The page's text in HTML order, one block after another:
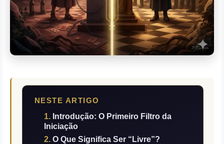
NESTE ARTIGO
Introdução: O Primeiro Filtro da
Iniciação
O Que Significa Ser “Livre”?